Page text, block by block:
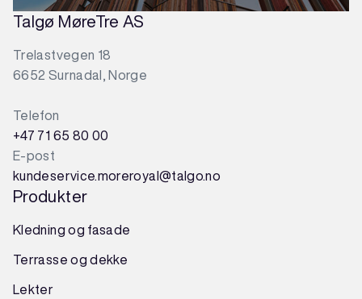
Talgø MøreTre AS
Trelastvegen 18
6652 Surnadal, Norge
Telefon
+47 71 65 80 00
E-post
kundeservice.moreroyal@talgo.no
Produkter
Kledning og fasade
Terrasse og dekke
Lekter